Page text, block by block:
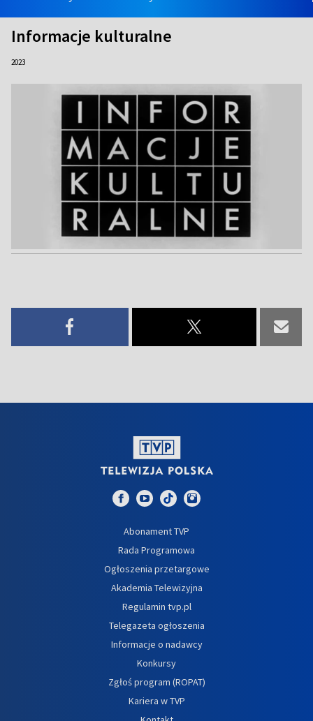
Informacje kulturalne
2023
Abonament TVP
Rada Programowa
Ogłoszenia przetargowe
Akademia Telewizyjna
Regulamin tvp.pl
Telegazeta ogłoszenia
Informacje o nadawcy
Konkursy
Zgłoś program (ROPAT)
Kariera w TVP